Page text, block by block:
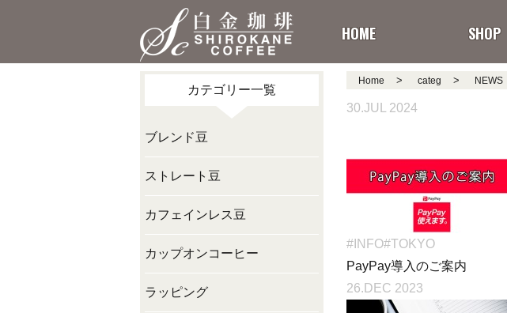
HOME SHOP
Home > categ > NEWS
30.JUL 2024
#INFO#TOKYO
PayPay導入のご案内
26.DEC 2023
カテゴリー一覧
ブレンド豆
ストレート豆
カフェインレス豆
カップオンコーヒー
ラッピング